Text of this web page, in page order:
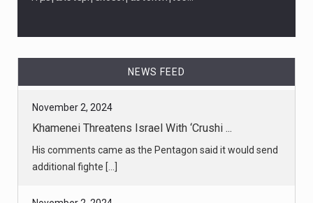
NEWS FEED
November 2, 2024
Khamenei Threatens Israel With ‘Crushi ...
His comments came as the Pentagon said it would send
additional fighte [...]
November 2, 2024